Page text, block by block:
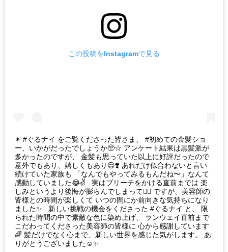
この投稿をInstagramで見る
✴︎ #ぐるナイ をご覧くださった皆さま、 #初めての金髪ショ
ー、いかがだったでしょうか🥺☆ アンケート結果は黒髪派が
多かったのですが、 金髪も思っていた以上に好評だったので
意外でもあり、嬉しくもあり😌❣️ あれだけ似合わないと言い
続けていた家族も 「なんでもやってみるもんだね〜」なんて
感動していました😂✌️ . 実はブリーチをかける直前までは 楽
しみというより後悔が膨らんでしまって🤦‍♀️ ですが、美容師の
皆様との時間が楽しくて いつの間にか前向きな気持ちになり
ました✨ . 新しい挑戦の機会をくださった #ぐるナイ と、 限
られた時間の中で素敵な色に染め上げ、 ランウェイ直前まで
こだわってくださった美容師の皆様に 心から感謝しています
🌈 髪だけでなく心まで、新しい世界を感じた気がします。 あ
りがとうございました☺️✨